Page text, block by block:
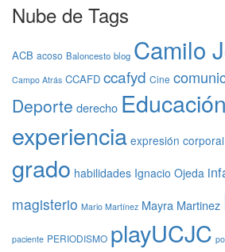
Nube de Tags
ACB acoso Baloncesto blog Camilo
Campo Atrás CCAFD ccafyd Cine
Deporte derecho Educación
experiencia expresión corporal
grado habilidades Ignacio Ojeda
magisterio Mario Martínez Mayra Martinez
paciente PERIODISMO playUCJC